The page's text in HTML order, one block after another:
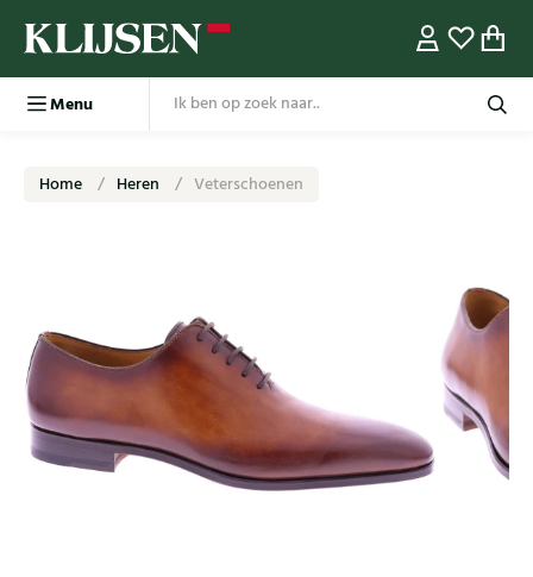
Menu
Home Heren Veterschoenen